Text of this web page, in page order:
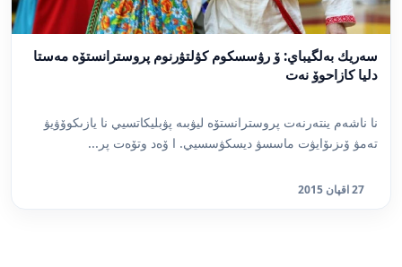
سەريك بەلگيباي: ۆ رۋسسكوم كۋلتۋرنوم پروسترانستۆە مەستا
دليا كازاحوۆ نەت
نا ناشەم ينتەرنەت پروسترانستۆە ليۋبىە پۋبليكاتسيي نا يازىكوۆۋيۋ
تەمۋ ۆىزىۆايۋت ماسسۋ ديسكۋسسيي. ا ۆەد وتۆەت پر...
27 اقپان 2015